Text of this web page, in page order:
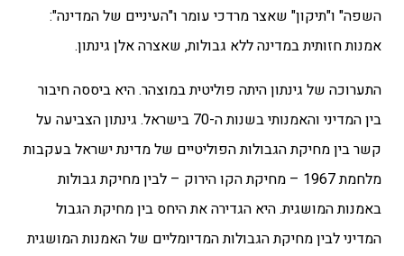
השפה" ו"תיקון" שאצר מרדכי עומר ו"העיניים של המדינה":
אמנות חזותית במדינה ללא גבולות, שאצרה אלן גינתון.
התערוכה של גינתון היתה פוליטית במוצהר. היא ביססה חיבור
בין המדיני והאמנותי בשנות ה-70 בישראל. גינתון הצביעה על
קשר בין מחיקת הגבולות הפוליטיים של מדינת ישראל בעקבות
מלחמת 1967 – מחיקת הקו הירוק – לבין מחיקת גבולות
באמנות המושגית. היא הגדירה את היחס בין מחיקת הגבול
המדיני לבין מחיקת הגבולות המדיומליים של האמנות המושגית